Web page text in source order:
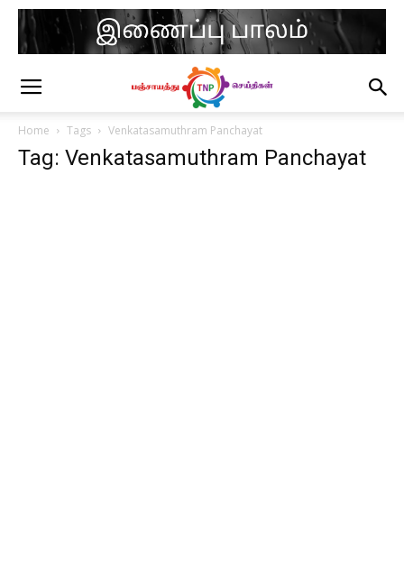
Home Tags Venkatasamuthram Panchayat
Tag: Venkatasamuthram Panchayat